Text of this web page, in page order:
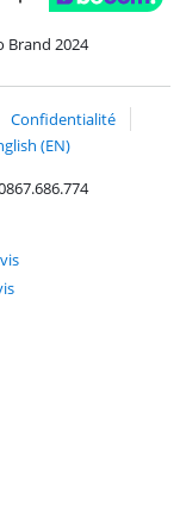
Brand 2024
Confidentialité
(EN)